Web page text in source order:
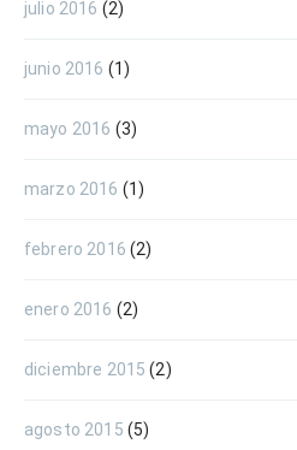
julio 2016 (2)
junio 2016 (1)
mayo 2016 (3)
marzo 2016 (1)
febrero 2016 (2)
enero 2016 (2)
diciembre 2015 (2)
agosto 2015 (5)